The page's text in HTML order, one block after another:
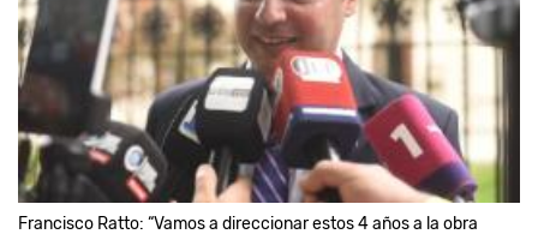
Francisco Ratto: “Vamos a direccionar estos 4 años a la obra